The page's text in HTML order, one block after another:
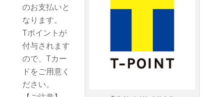
のお支払いと
なります。
Tポイントが
付与されます
ので、Tカー
ドをご用意く
ださい。